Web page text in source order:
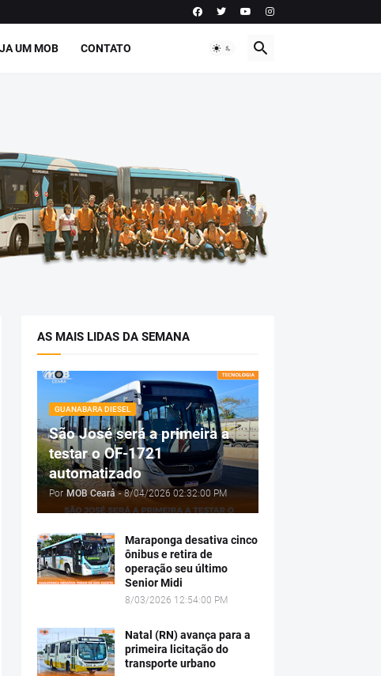
UM MOB CONTATO
AS MAIS LIDAS DA SEMANA
GUANABARA DIESEL
São José será a primeira a
testar o OF-1721
automatizado
Por MOB Ceará - 8/04/2026 02:32:00 PM
Maraponga desativa cinco
ônibus e retira de
operação seu último
Senior Midi
8/03/2026 12:54:00 PM
Natal (RN) avança para a
primeira licitação do
transporte urbano